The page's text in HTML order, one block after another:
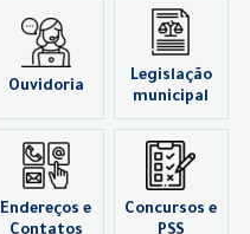
Ouvidoria
Legislação
municipal
Endereços e
Concursos e